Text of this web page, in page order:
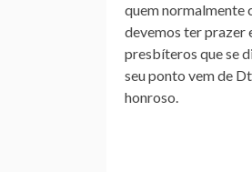
quem normalmente
devemos ter prazer
presbíteros que se
seu ponto vem de
honroso.